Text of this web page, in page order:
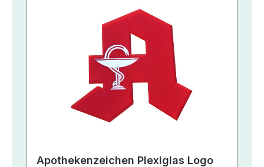
Apothekenzeichen Plexiglas Logo